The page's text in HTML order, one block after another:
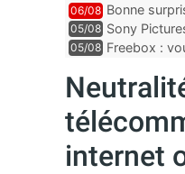
06/08 Bonne
inclus
05/08 Sony
05/08 Freebox :
internet